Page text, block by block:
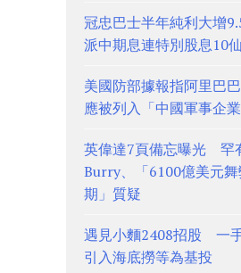
冠忠巴士半年純利大增
派中期息連特別股息10仙
美國防部據報指阿里巴
應被列入「中國軍事企業
英偉達7頁備忘曝光 罕
Burry、「6100億美元
期」質疑
遇見小麵2408招股 一手
引入海底撈等為基投